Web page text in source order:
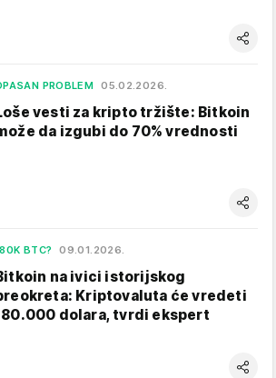
PROBLEM 05.02.2026.
vesti za kripto tržište: Bitkoin
da izgubi do 70% vrednosti
BTC? 09.01.2026.
na ivici istorijskog
Kriptovaluta će vredeti
dolara, tvrdi ekspert